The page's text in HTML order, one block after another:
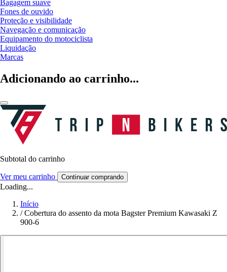
Bagagem suave
Fones de ouvido
Proteção e visibilidade
Navegação e comunicação
Equipamento do motociclista
Liquidação
Marcas
Adicionando ao carrinho...
Subtotal do carrinho
Ver meu carrinho Continuar comprando
Loading...
Início
/ Cobertura do assento da mota Bagster Premium Kawasaki Z
900-6